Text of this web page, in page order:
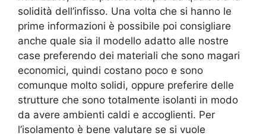
solidità dell’infisso. Una volta che si hanno le
prime informazioni è possibile poi consigliare
anche quale sia il modello adatto alle nostre
case preferendo dei materiali che sono magari
economici, quindi costano poco e sono
comunque molto solidi, oppure preferire delle
strutture che sono totalmente isolanti in modo
da avere ambienti caldi e accoglienti. Per
l’isolamento è bene valutare se si vuole